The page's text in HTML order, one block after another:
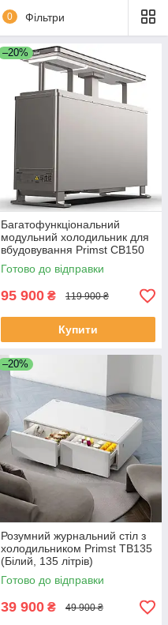
0 Фільтри
–20%
Багатофункціональний
модульний холодильник для
вбудовування Primst CB150
(150 літрів)
Готово до відправки
95 900 ₴ 119 900 ₴
Купити
–20%
Розумний журнальний стіл з
холодильником Primst TB135
(Білий, 135 літрів)
Готово до відправки
39 900 ₴ 49 900 ₴